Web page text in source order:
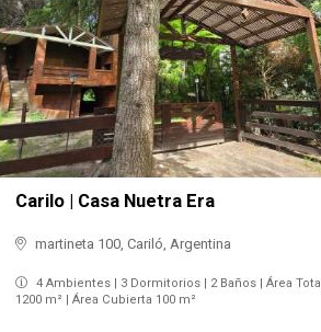
Carilo | Casa Nuetra Era
martineta 100, Cariló, Argentina
4 Ambientes | 3 Dormitorios | 2 Baños | Área Total
1200 m² | Área Cubierta 100 m²